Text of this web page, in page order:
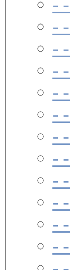
-
-
-
-
-
-
-
-
-
-
-
- -